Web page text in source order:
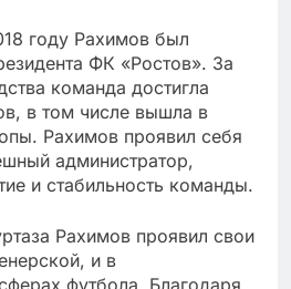
году Рахимов был
ФК «Ростов». За
команда достигла
в том числе вышла в
Рахимов проявил себя
администратор,
и стабильность команды.
Рахимов проявил свои
и в
футбола. Благодаря